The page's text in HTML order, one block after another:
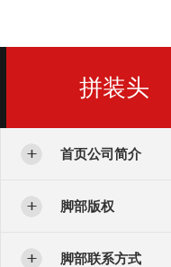
拼装头
首页公司简介
脚部版权
脚部联系方式